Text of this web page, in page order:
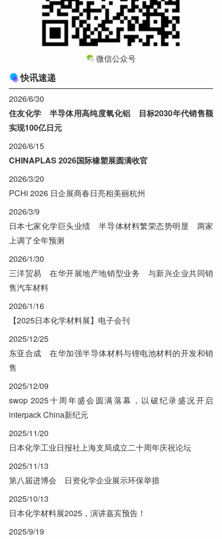
微信公众号
快讯速递
2026/6/30
住友化学 半导体用高纯度氧化铝 目标2030年代销售额
实现100亿日元
2026/6/15
CHINAPLAS 2026国际橡塑展圆满收官
2026/3/20
PCHi 2026 日企展商春日亮相美丽杭州
2026/3/9
日本七家化学巨头业绩 半导体材料繁荣态势明显 两家
上调了全年预测
2026/1/30
三洋贸易 在华开展地产地销型业务 与新兴企业共同销
售汽车材料
2026/1/16
【2025日本化学材料展】电子会刊
2025/12/25
东亚合成 在华加强半导体材料与锂电池材料的开发和销
售
2025/12/09
swop 2025十周年盛会圆满落幕，以破纪录盛况开启
interpack China新纪元
2025/11/20
日本化学工业日报社上海支局成立二十周年庆祝论坛
2025/11/13
第八届进博会 日资化学企业展示环保举措
2025/10/13
日本化学材料展2025，演讲嘉宾预告！
2025/9/19